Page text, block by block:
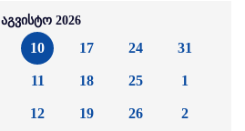
აგვისტო 2026
10
11
12
17
18
19
24
25
26
31
1
2